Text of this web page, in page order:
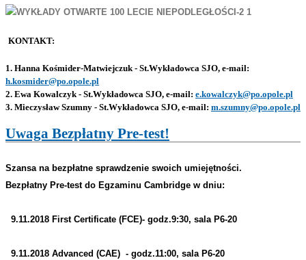
KONTAKT:
1. Hanna Kośmider-Matwiejczuk - St.Wykładowca SJO, e-mail:
h.kosmider@po.opole.pl
2. Ewa Kowalczyk - St.Wykładowca SJO, e-mail: e.kowalczyk@po.opole.pl
3. Mieczysław Szumny - St.Wykładowca SJO, e-mail: m.szumny@po.opole.pl
Uwaga Bezpłatny Pre-test!
Szansa na bezpłatne sprawdzenie swoich umiejętności.
Bezpłatny Pre-test do Egzaminu Cambridge w dniu:
9.11.2018 First Certificate (FCE)- godz.9:30, sala P6-20
9.11.2018 Advanced (CAE) - godz.11:00, sala P6-20